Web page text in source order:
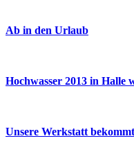
Ab in den Urlaub
Hochwasser 2013 in Halle
Unsere Werkstatt